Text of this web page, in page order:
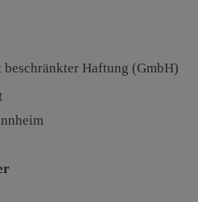
beschränkter Haftung (GmbH)